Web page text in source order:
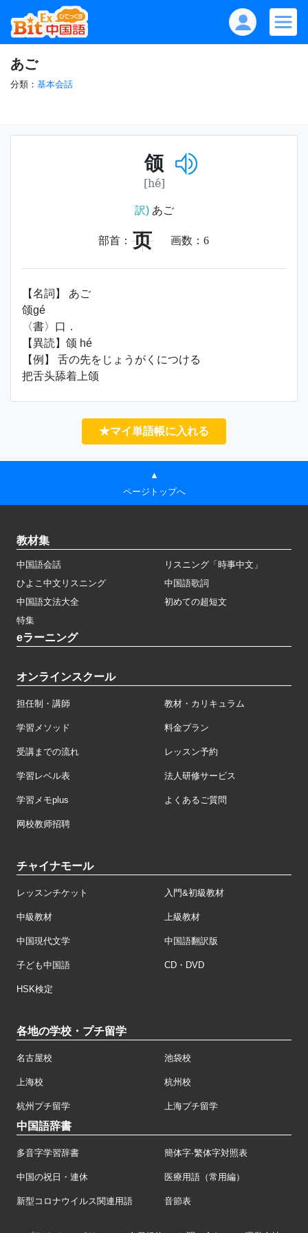
あご
分類： 基本会話
颌
[hé]
訳)あご
部首： 页 画数： 6
【名詞】 あご
颌gé
〈書〉口．
【異読】颌 hé
【例】 舌の先をじょうがくにつける
把舌头舔着上颌
★マイ単語帳に入れる
▲
ページトップへ
教材集
中国語会話
リスニング「時事中文」
ひよこ中文リスニング
中国語歌詞
中国語文法大全
初めての超短文
特集
eラーニング
オンラインスクール
担任制・講師 教材・カリキュラム
学習メソッド 料金プラン
受講までの流れ レッスン予約
学習レベル表 法人研修サービス
学習メモplus よくあるご質問
网校教师招聘
チャイナモール
レッスンチケット 入門&初級教材
中級教材 上級教材
中国現代文学 中国語翻訳版
子ども中国語 CD・DVD
HSK検定
各地の学校・プチ留学
名古屋校 池袋校
上海校 杭州校
杭州プチ留学 上海プチ留学
中国語辞書
多音字学習辞書 簡体字·繁体字対照表
中国の祝日・連休 医療用語（常用編）
新型コロナウイルス関連用語 音節表